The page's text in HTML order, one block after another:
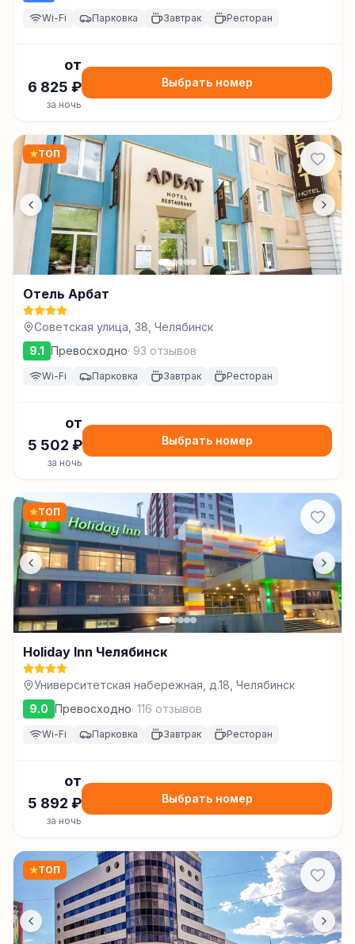
Wi-Fi Парковка Завтрак Ресторан
от
6 825 ₽
за ночь
Выбрать номер
★ТОП
Отель Арбат
Советская улица, 38, Челябинск
9.1 Превосходно· 93 отзывов
Wi-Fi Парковка Завтрак Ресторан
от
5 502 ₽
за ночь
Выбрать номер
★ТОП
Holiday Inn Челябинск
Университетская набережная, д.18, Челябинск
9.0 Превосходно· 116 отзывов
Wi-Fi Парковка Завтрак Ресторан
от
5 892 ₽
за ночь
Выбрать номер
★ТОП